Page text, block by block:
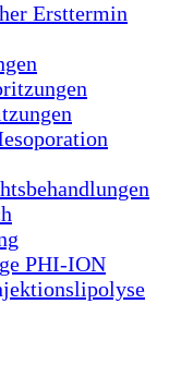
Ersttermin
PHI-ION